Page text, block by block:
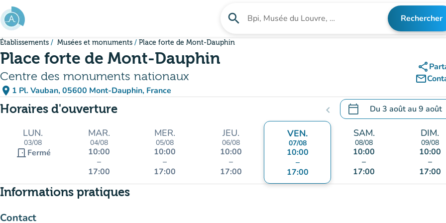
Aller au contenu principal
search Rechercher un établissement Rechercher
Établissements Musées et monuments Place forte de Mont-Dauphin
Place forte de Mont-Dauphin
Centre des monuments nationaux
place 1 Pl. Vauban, 05600 Mont-Dauphin, France
(ouvrir dans Google Maps)
(nouvel onglet)
share
mail_outline
Horaires d'ouverture chevron_left calendar_today Du 3 aoûtau 9 août
.Ouvrir le calendrier pour
LUN.
03/08
door_front Fermé
MAR.
04/08
10:00
–
17:00
MER.
05/08
10:00
–
17:00
JEU.
06/08
10:00
–
17:00
VEN.
07/08
10:00
–
17:00
SAM.
08/08
10:00
–
17:00
DIM.
09/08
10:00
–
17:00
Informations pratiques
Contact